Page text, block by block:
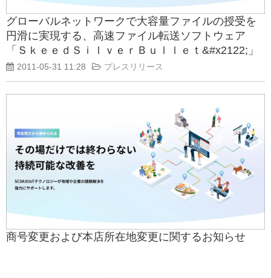
グローバルネットワークで大容量ファイルの授受を
円滑に実現する、高速ファイル転送ソフトウェア
「ＳｋｅｅｄＳｉｌｖｅｒＢｕｌｌｅｔ&#x2122;」
販売開始のお知らせ
2011-05-31 11:28 プレスリリース
商号変更および本店所在地変更に関するお知らせ